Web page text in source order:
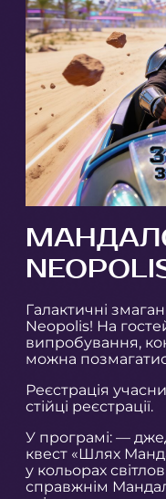
Галактичні
Neopolis! На
випробування,
можна
Реєстрація
стійці реєстрації.
У програмі: —
квест «Шлях
у кольорах
справжнім